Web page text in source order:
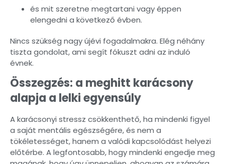
és mit szeretne megtartani vagy éppen
elengedni a következő évben.
Nincs szükség nagy újévi fogadalmakra. Elég néhány
tiszta gondolat, ami segít fókuszt adni az induló
évnek.
Összegzés: a meghitt karácsony
alapja a lelki egyensúly
A karácsonyi stressz csökkenthető, ha mindenki figyel
a saját mentális egészségére, és nem a
tökéletességet, hanem a valódi kapcsolódást helyezi
előtérbe. A legfontosabb, hogy mindenki engedje meg